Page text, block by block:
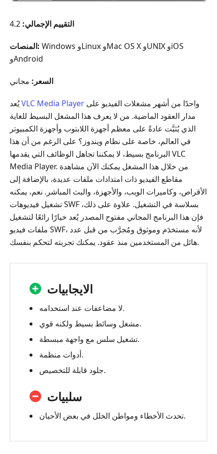
التقييم الإجمالي:
المنصات: Windows وLinux وMac OS X وUNIX وiOS
وAndroid
السعر: مجاني
يُعدVLC Media Player
مدار العقود الماضية. من لا يعرف هذا المشغل البسيط للغاية
الذي يُثبَّت عادةً على معظم أجهزة اللابتوب وأجهزة الكمبيوتر
في العالم، خاصة على نظام ويندوز؟ على الرغم من أن هذا
البرنامج بسيط، لا يمكننا تجاهل الوظائف التي يقدمها VLC
Media Player. من خلال هذا المشغل يمكنك الآن مشاهدة
مقاطع الفيديو ذات امتدادات ملفات عديدة، بالإضافة إلى
الأقراص، وكاميرات الويب، والأجهزة، والبث المباشر. نعم، يمكنه
تشغيل فيديوهات ‎SWF‎ بسلاسة في التشغيل. علاوة على ذلك،
فإن هذا البرنامج المجاني مفتوح المصدر يُعد خيارًا رائعًا لتشغيل
ملفات فيديو ‎SWF‎، لأنه مستخدَم وموثوق ومُجرَّب من قبل عدد
هائل من المستخدمين منذ عقود. يمكنك تجربته لتحكم بنفسك.
الايجابيات
لا مضاعفات عند استخدامه.
مشغل وسائط بسيط ولكنه قوي.
تشغيل سلس مع واجهة مبسطة.
أدوات منظمة.
جلود قابلة للتخصيص.
سلبيات
تحدث الأخطاء ومواطن الخلل في بعض الأحيان.